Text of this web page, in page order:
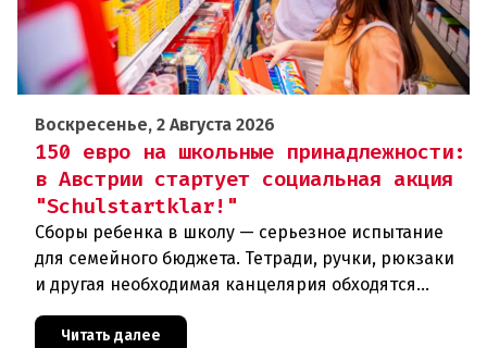
Воскресенье, 2 Августа 2026
150 евро на школьные принадлежности:
в Австрии стартует социальная акция
"Schulstartklar!"
Сборы ребенка в школу — серьезное испытание
для семейного бюджета. Тетради, ручки, рюкзаки
и другая необходимая канцелярия обходятся
семьи с низкими доходам
Читать далее